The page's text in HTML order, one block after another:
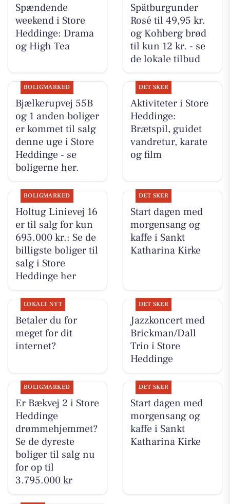
Spændende
weekend i Store
Heddinge: Drama
og High Tea
Spätburgunder
Rosé til 49,95 kr.
og Kohberg brød
til kun 12 kr. - se
de lokale tilbud
BOLIGMARKED
Bjælkerupvej 55B
og 1 anden boliger
er kommet til salg
denne uge i Store
Heddinge - se
boligerne her.
DET SKER
Aktiviteter i Store
Heddinge:
Brætspil, guidet
vandretur, karate
og film
BOLIGMARKED
Holtug Linievej 16
er til salg for kun
695.000 kr.: Se de
billigste boliger til
salg i Store
Heddinge her
DET SKER
Start dagen med
morgensang og
kaffe i Sankt
Katharina Kirke
LOKALT NYT
Betaler du for
meget for dit
internet?
DET SKER
Jazzkoncert med
Brickman/Dall
Trio i Store
Heddinge
BOLIGMARKED
Er Bækvej 2 i Store
Heddinge
drømmehjemmet?
Se de dyreste
boliger til salg nu
for op til
3.795.000 kr
DET SKER
Start dagen med
morgensang og
kaffe i Sankt
Katharina Kirke